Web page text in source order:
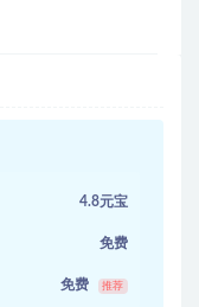
4.8元宝
免费
免费 推荐